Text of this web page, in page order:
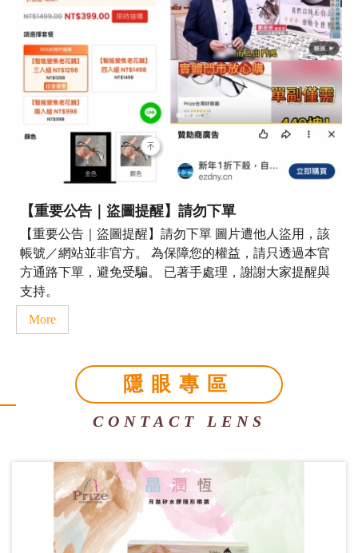
【重要公告｜盜圖提醒】請勿下單
【重要公告｜盜圖提醒】請勿下單 圖片遭他人盜用，該
帳號／網站並非官方。 為保障您的權益，請只透過本官
方通路下單，避免受騙。 已著手處理，謝謝大家提醒與
支持。
More
隱眼專區
CONTACT LENS